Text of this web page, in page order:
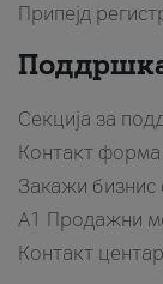
Припејд
Секција за
Контакт форма
Закажи бизнис
A1 Продажни
Контакт центар